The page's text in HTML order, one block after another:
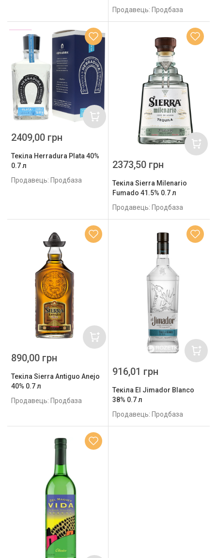
Продавець: Продбаза
Текіла Herradura Plata 40%
0.7 л
Продавець: Продбаза
2409,00 грн
Текіла Sierra Milenario
Fumado 41.5% 0.7 л
Продавець: Продбаза
2373,50 грн
Текіла Sierra Antiguo Anejo
40% 0.7 л
Продавець: Продбаза
890,00 грн
Текіла El Jimador Blanco
38% 0.7 л
Продавець: Продбаза
916,01 грн